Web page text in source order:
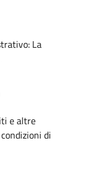
La
e altre
di